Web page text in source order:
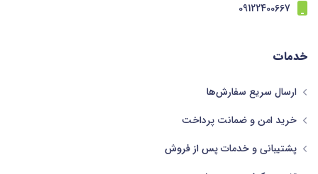
09122400667
خدمات
ارسال سریع سفارش‌ها
خرید امن و ضمانت پرداخت
پشتیبانی و خدمات پس از فروش